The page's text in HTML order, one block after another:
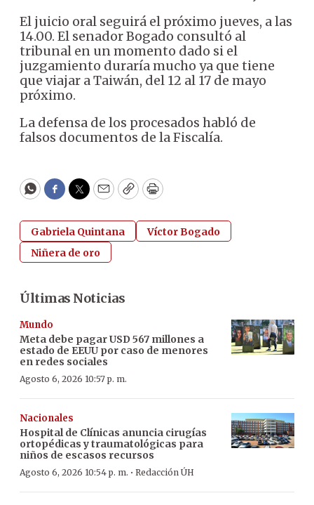
El juicio oral seguirá el próximo jueves, a las
14.00. El senador Bogado consultó al
tribunal en un momento dado si el
juzgamiento duraría mucho ya que tiene
que viajar a Taiwán, del 12 al 17 de mayo
próximo.
La defensa de los procesados habló de
falsos documentos de la Fiscalía.
WhatsApp
Facebook
Twitter
EmailCopyPrint
Gabriela Quintana
Víctor Bogado
Niñera de oro
Últimas Noticias
Mundo
Meta debe pagar USD 567 millones a
estado de EEUU por caso de menores
en redes sociales
Agosto 6, 2026 10:57 p. m.
Nacionales
Hospital de Clínicas anuncia cirugías
ortopédicas y traumatológicas para
niños de escasos recursos
Agosto 6, 2026 10:54 p. m. · Redacción ÚH